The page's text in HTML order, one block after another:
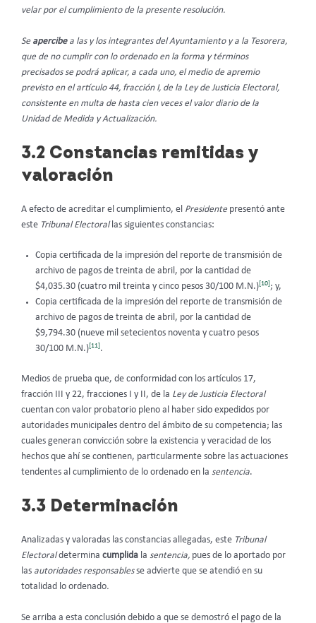
velar por el cumplimiento de la presente resolución.
Se apercibea las y los integrantes del Ayuntamiento y a la Tesorera,
que de no cumplir con lo ordenado en la forma y términos
precisados se podrá aplicar, a cada uno, el medio de apremio
previsto en el artículo 44, fracción I, de la Ley de Justicia Electoral,
consistente en multa de hasta cien veces el valor diario de la
Unidad de Medida y Actualización.
3.2 Constancias remitidas y
valoración
A efecto de acreditar el cumplimiento, el Presidente presentó ante
este Tribunal Electoral las siguientes constancias:
Copia certificada de la impresión del reporte de transmisión de
archivo de pagos de treinta de abril, por la cantidad de
$4,035.30 (cuatro mil treinta y cinco pesos 30/100 M.N.) [10] ; y,
Copia certificada de la impresión del reporte de transmisión de
archivo de pagos de treinta de abril, por la cantidad de
$9,794.30 (nueve mil setecientos noventa y cuatro pesos
30/100 M.N.) [11] .
Medios de prueba que, de conformidad con los artículos 17,
fracción III y 22, fracciones I y II, de la Ley de Justicia Electoral
cuentan con valor probatorio pleno al haber sido expedidos por
autoridades municipales dentro del ámbito de su competencia; las
cuales generan convicción sobre la existencia y veracidad de los
hechos que ahí se contienen, particularmente sobre las actuaciones
tendentes al cumplimiento de lo ordenado en la sentencia.
3.3 Determinación
Analizadas y valoradas las constancias allegadas, este Tribunal
Electoraldetermina cumplida la sentencia, pues de lo aportado por
las autoridades responsablesse advierte que se atendió en su
totalidad lo ordenado.
Se arriba a esta conclusión debido a que se demostró el pago de la